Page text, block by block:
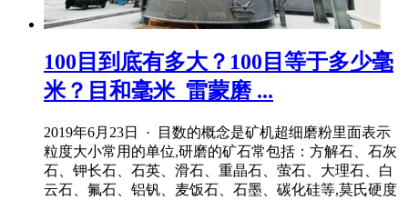
100目到底有多大？100目等于多少毫
米？目和毫米_雷蒙磨 ...
2019年6月23日 · 目数的概念是矿机超细磨粉里面表示
粒度大小常用的单位,研磨的矿石常包括：方解石、石灰
石、钾长石、石英、滑石、重晶石、萤石、大理石、白
云石、氟石、铝钒、麦饭石、石墨、碳化硅等,莫氏硬度